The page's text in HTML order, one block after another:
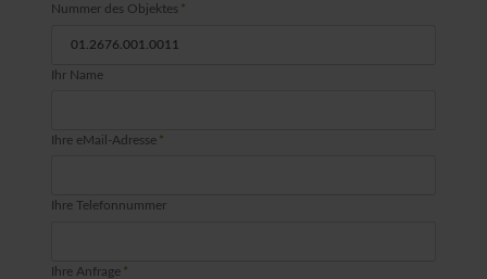
Pflichtfeld
Nummer des Objektes *
Ihr Name
Pflichtfeld
Ihre eMail-Adresse *
Ihre Telefonnummer
Pflichtfeld
Ihre Anfrage *